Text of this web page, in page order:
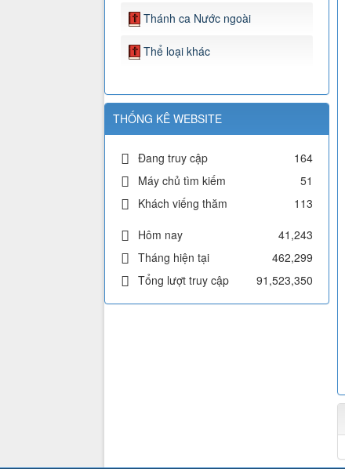
Thánh ca Nước ngoài
Thể loại khác
THỐNG KÊ WEBSITE
Đang truy cập
164
Máy chủ tìm kiếm
51
Khách viếng thăm
113
Hôm nay
41,243
Tháng hiện tại
462,299
Tổng lượt truy cập
91,523,350